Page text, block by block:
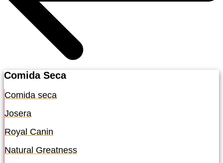
Comida Seca
Comida seca
Josera
Royal Canin
Natural Greatness